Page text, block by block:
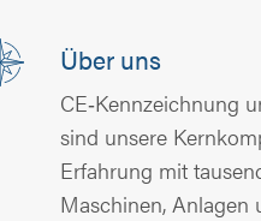
Über uns
CE‑Kennzeichnung
sind unsere
Erfahrung mit
Maschinen, Anlagen